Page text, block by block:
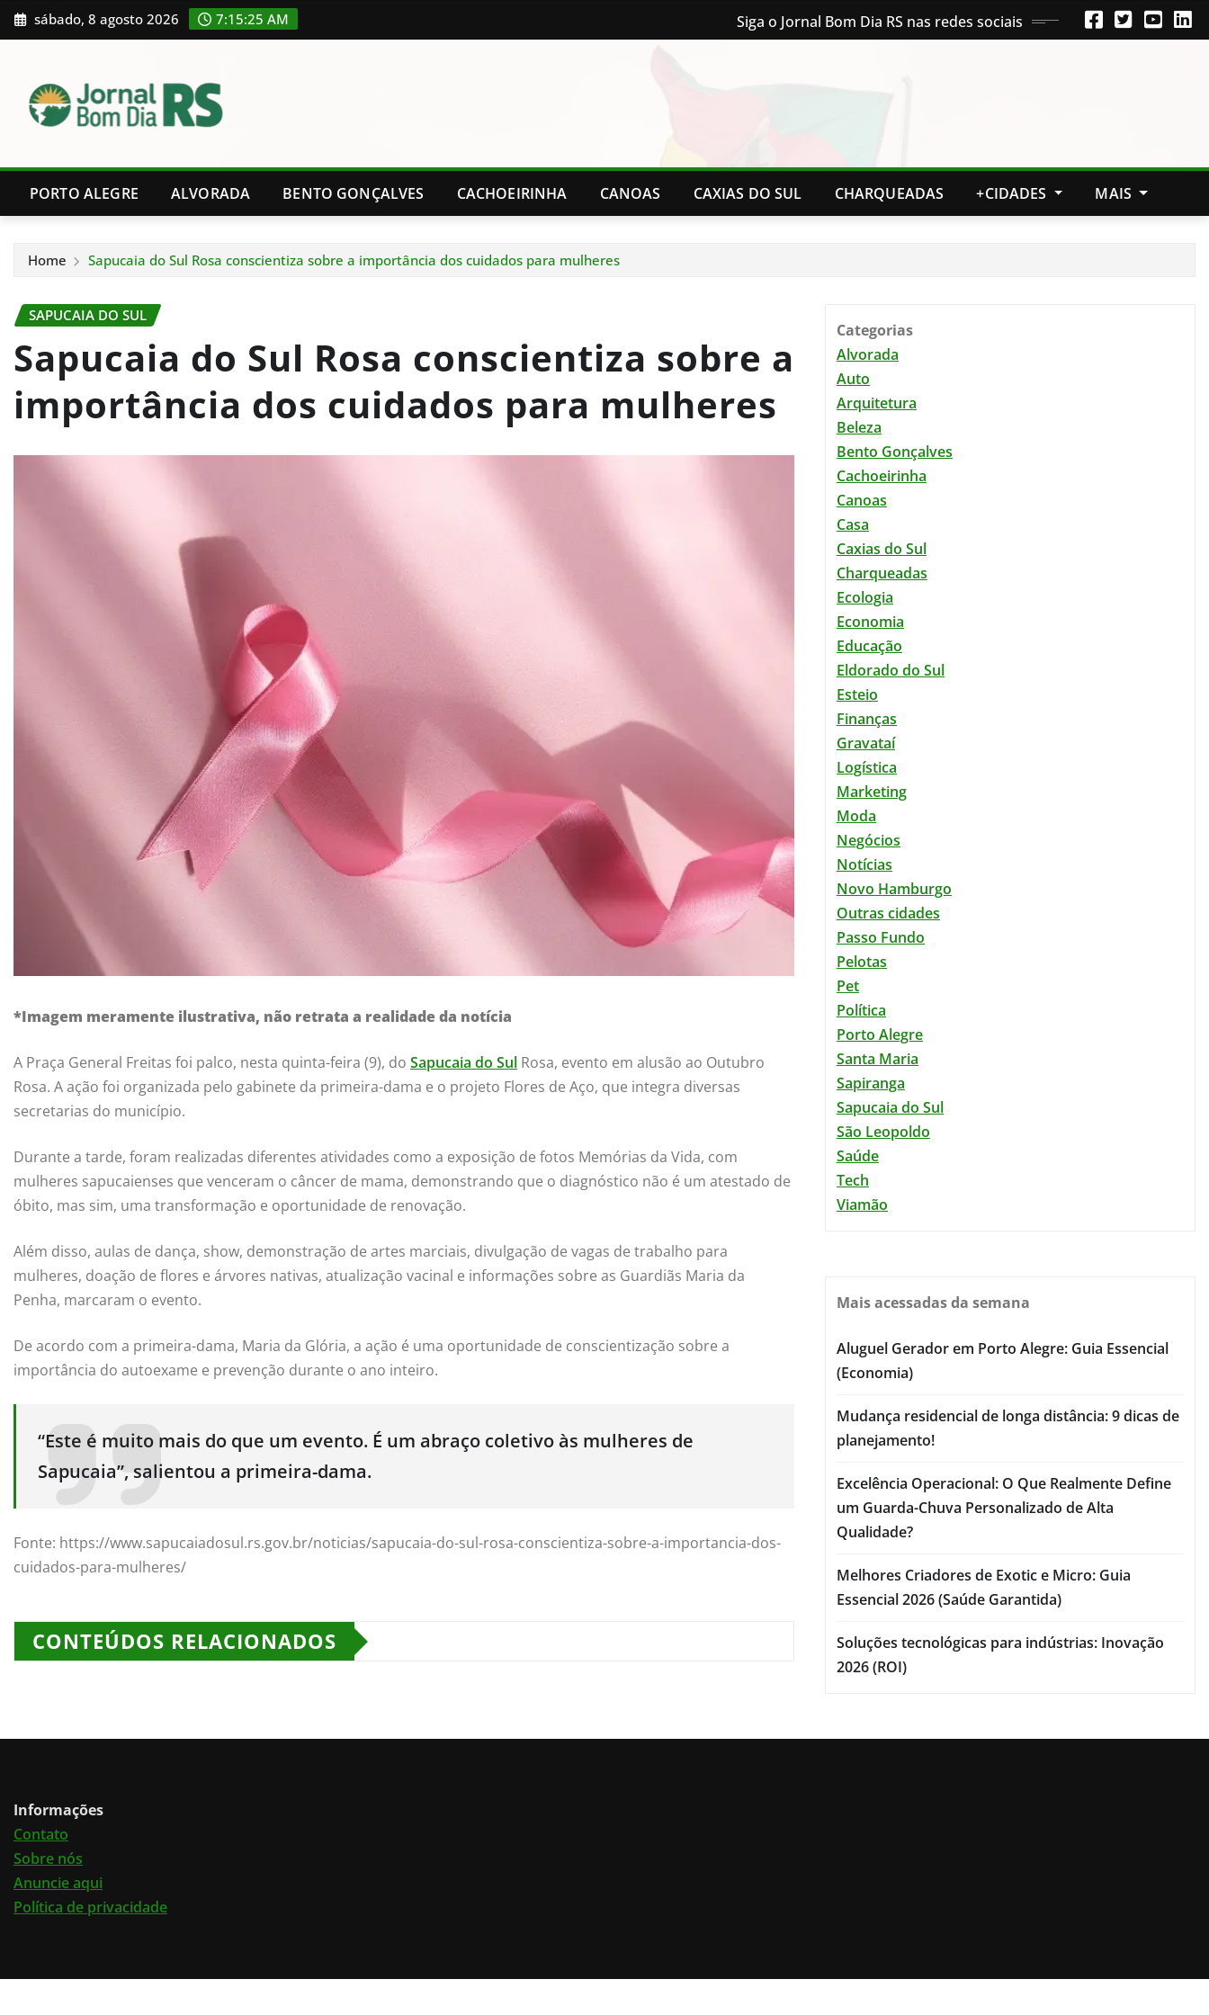
Skip
to
sábado, 8 agosto 2026 7:15:26 AM Siga o Jornal Bom Dia RS nas redes sociais
PORTO ALEGRE ALVORADA BENTO GONÇALVES CACHOEIRINHA CANOAS CAXIAS DO SUL CHARQUEADAS +CIDADES MAIS
Home Sapucaia do Sul Rosa conscientiza sobre a importância dos cuidados para mulheres
SAPUCAIA DO SUL
Sapucaia do Sul Rosa conscientiza sobre a
importância dos cuidados para mulheres
*Imagem meramente ilustrativa, não retrata a realidade da notícia
A Praça General Freitas foi palco, nesta quinta-feira (9), do Sapucaia do Sul Rosa, evento em alusão ao Outubro
Rosa. A ação foi organizada pelo gabinete da primeira-dama e o projeto Flores de Aço, que integra diversas
secretarias do município.
Durante a tarde, foram realizadas diferentes atividades como a exposição de fotos Memórias da Vida, com
mulheres sapucaienses que venceram o câncer de mama, demonstrando que o diagnóstico não é um atestado de
óbito, mas sim, uma transformação e oportunidade de renovação.
Além disso, aulas de dança, show, demonstração de artes marciais, divulgação de vagas de trabalho para
mulheres, doação de flores e árvores nativas, atualização vacinal e informações sobre as Guardiãs Maria da
Penha, marcaram o evento.
De acordo com a primeira-dama, Maria da Glória, a ação é uma oportunidade de conscientização sobre a
importância do autoexame e prevenção durante o ano inteiro.
“Este é muito mais do que um evento. É um abraço coletivo às mulheres de
Sapucaia”, salientou a primeira-dama.
Fonte: https://www.sapucaiadosul.rs.gov.br/noticias/sapucaia-do-sul-rosa-conscientiza-sobre-a-importancia-dos-
cuidados-para-mulheres/
CONTEÚDOS RELACIONADOS
Categorias
Alvorada
Auto
Arquitetura
Beleza
Bento Gonçalves
Cachoeirinha
Canoas
Casa
Caxias do Sul
Charqueadas
Ecologia
Economia
Educação
Eldorado do Sul
Esteio
Finanças
Gravataí
Logística
Marketing
Moda
Negócios
Notícias
Novo Hamburgo
Outras cidades
Passo Fundo
Pelotas
Pet
Política
Porto Alegre
Santa Maria
Sapiranga
Sapucaia do Sul
São Leopoldo
Saúde
Tech
Viamão
Mais acessadas da semana
Aluguel Gerador em Porto Alegre: Guia Essencial
(Economia)
Mudança residencial de longa distância: 9 dicas de
planejamento!
Excelência Operacional: O Que Realmente Define
um Guarda-Chuva Personalizado de Alta
Qualidade?
Melhores Criadores de Exotic e Micro: Guia
Essencial 2026 (Saúde Garantida)
Soluções tecnológicas para indústrias: Inovação
2026 (ROI)
Informações
Contato
Sobre nós
Anuncie aqui
Política de privacidade